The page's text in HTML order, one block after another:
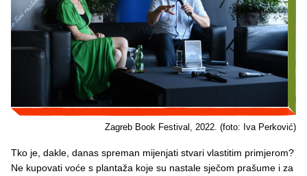
Zagreb Book Festival, 2022. (foto: Iva Perković)
Tko je, dakle, danas spreman mijenjati stvari vlastitim primjerom?
Ne kupovati voće s plantaža koje su nastale sječom prašume i za